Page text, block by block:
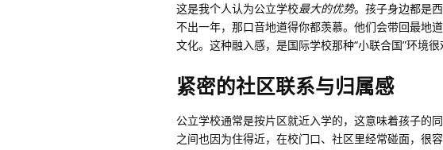
这是我个人认为公立学校最大的优势。孩子身边都是
不出一年，那口音地道得你都羡慕。他们会带回最地
文化。这种融入感，是国际学校那种“小联合国”环境很
紧密的社区联系与归属感
公立学校通常是按片区就近入学的，这意味着孩子的
之间也因为住得近，在校门口、社区里经常碰面，很